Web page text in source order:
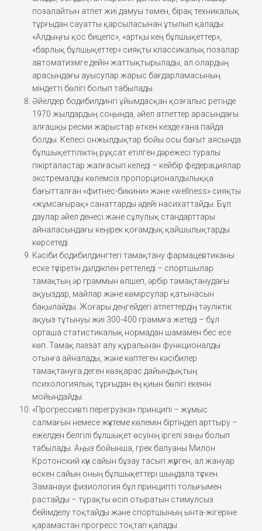
позалайтын атлет жиі дамуы төмен, бірақ техникалық
тұрғыдан сауатты қарсыласынан ұтылып қалады.
«Алдыңғы қос бицепс», «артқы кең бұлшықеттер»,
«барлық бұлшықеттер» сияқты классикалық позалар
автоматизмге дейін жаттықтырылады, ал олардың
арасындағы ауысулар жарыс бағдарламасының
міндетті бөлігі болып табылады.
Әйелдер бодибилдингі ұйымдасқан қозғалыс ретінде
1970 жылдардың соңында, әйел атлеттер арасындағы
алғашқы ресми жарыстар өткен кезде ғана пайда
болды. Келесі онжылдықтар бойы осы бағыт аясында
бұлшықеттіліктің рұқсат етілген дәрежесі туралы
пікірталастар жалғасып келеді – кейбір федерациялар
экстремалды көлемсіз пропорционалдылыққа
бағытталған «фитнес-бикини» және «wellness» сияқты
«жұмсағырақ» санаттарды әдейі насихаттайды. Бұл
даулар әйел денесі және сұлулық стандарттары
айналасындағы кеңірек қоғамдық қайшылықтарды
көрсетеді.
Кәсіби бодибилдингтегі тамақтану фармацевтиканы
еске түсіретін дәлдікпен реттеледі – спортшылар
тамақтың әр граммын өлшеп, әрбір тамақтанудағы
ақуыздар, майлар және көмірсулар қатынасын
бақылайды. Жоғары деңгейдегі атлеттердің тәуліктік
ақуыз тұтынуы жиі 300-400 граммға жетеді – бұл
орташа статистикалық нормадан шамамен бес есе
көп. Тамақ ләззат алу құралынан функционалды
отынға айналады, және көптеген кәсібилер
тамақтануға деген көзқарас дайындықтың
психологиялық тұрғыдан ең қиын бөлігі екенін
мойындайды.
«Прогрессивті перегрузка» принципі – жұмыс
салмағын немесе жүктеме көлемін біртіндеп арттыру –
ежелден белгілі бұлшықет өсуінің іргелі заңы болып
табылады. Аңыз бойынша, грек балуаны Милон
Кротонский күн сайын бұзау тасып жүрген, ал жануар
өскен сайын оның бұлшықеттері шыңдала түскен.
Заманауи физиология бұл принципті толығымен
растайды – тұрақты өсіп отыратын стимулсыз
бейімделу тоқтайды және спортшының ынта-жігеріне
қарамастан прогресс тоқтап қалады.